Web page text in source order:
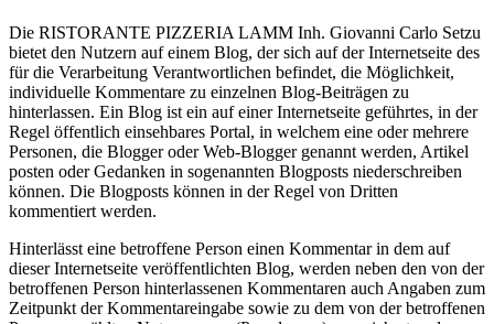
Die RISTORANTE PIZZERIA LAMM Inh. Giovanni Carlo Setzu
bietet den Nutzern auf einem Blog, der sich auf der Internetseite des
für die Verarbeitung Verantwortlichen befindet, die Möglichkeit,
individuelle Kommentare zu einzelnen Blog-Beiträgen zu
hinterlassen. Ein Blog ist ein auf einer Internetseite geführtes, in der
Regel öffentlich einsehbares Portal, in welchem eine oder mehrere
Personen, die Blogger oder Web-Blogger genannt werden, Artikel
posten oder Gedanken in sogenannten Blogposts niederschreiben
können. Die Blogposts können in der Regel von Dritten
kommentiert werden.
Hinterlässt eine betroffene Person einen Kommentar in dem auf
dieser Internetseite veröffentlichten Blog, werden neben den von der
betroffenen Person hinterlassenen Kommentaren auch Angaben zum
Zeitpunkt der Kommentareingabe sowie zu dem von der betroffenen